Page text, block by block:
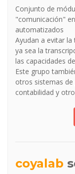
Conjunto de
"comunicación"
automatizados
Ayudan a evitar
ya sea la
las capacidades
Este grupo
otros sistemas
contabilidad y
coyalab